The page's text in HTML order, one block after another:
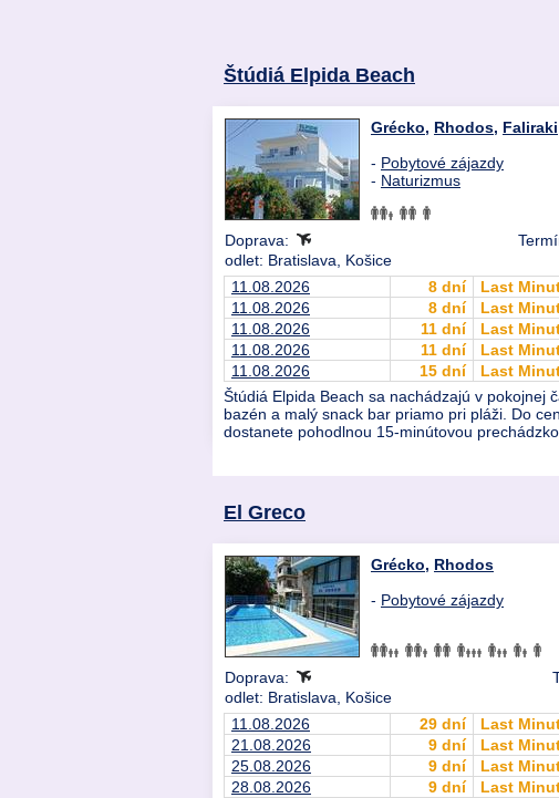
Štúdiá Elpida Beach
Grécko, Rhodos, Faliraki
- Pobytové zájazdy
- Naturizmus
Doprava:
odlet: Bratislava, Košice
11.08.2026
8 dní Last
11.08.2026
8 dní Last
11.08.2026
11 dní Last
11.08.2026
11 dní Last
11.08.2026
15 dní Last
Štúdiá Elpida Beach sa nachádzajú v pokojnej
bazén a malý snack bar priamo pri pláži. Do
dostanete pohodlnou 15-minútovou
El Greco
Grécko, Rhodos
- Pobytové zájazdy
Doprava:
odlet: Bratislava, Košice
11.08.2026
29 dní Last
21.08.2026
9 dní Last
25.08.2026
9 dní Last
28.08.2026
9 dní Last